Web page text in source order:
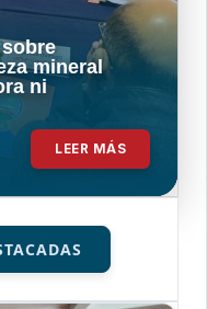
mineral
ni
LEER MÁS